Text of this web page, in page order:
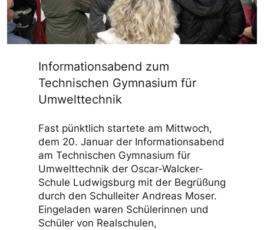
Informationsabend zum
Technischen Gymnasium für
Umwelttechnik
Fast pünktlich startete am Mittwoch,
dem 20. Januar der Informationsabend
am Technischen Gymnasium für
Umwelttechnik der Oscar-Walcker-
Schule Ludwigsburg mit der Begrüßung
durch den Schulleiter Andreas Moser.
Eingeladen waren Schülerinnen und
Schüler von Realschulen,